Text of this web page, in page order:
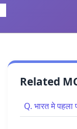
Related
Q. भारत मे पहला